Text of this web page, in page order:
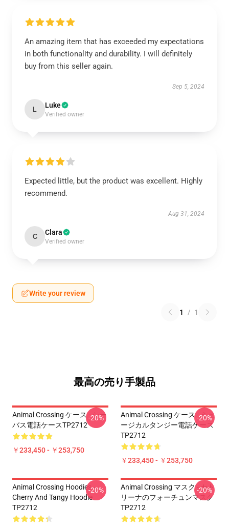
An amazing item that has exceeded my expectations
in both functionality and durability. I will definitely
buy from this seller again.
Sep 5, 2024
L Luke
Verified owner
Expected little, but the product was excellent. Highly
recommend.
Aug 31, 2024
C Clara
Verified owner
Write your review
1 / 1
最高の売り手製品
Animal Crossing ケース - シー
バス電話ケースTP2712
￥233,450 - ￥253,750
-20%
Animal Crossing ケース - ミュ
ージカルタンジー電話ケース
TP2712
￥233,450 - ￥253,750
-20%
Animal Crossing Hoodies -
Cherry And Tangy Hoodie
TP2712
-20%
Animal Crossing マスク - カト
リーナのフォーチュンマスク
TP2712
-20%